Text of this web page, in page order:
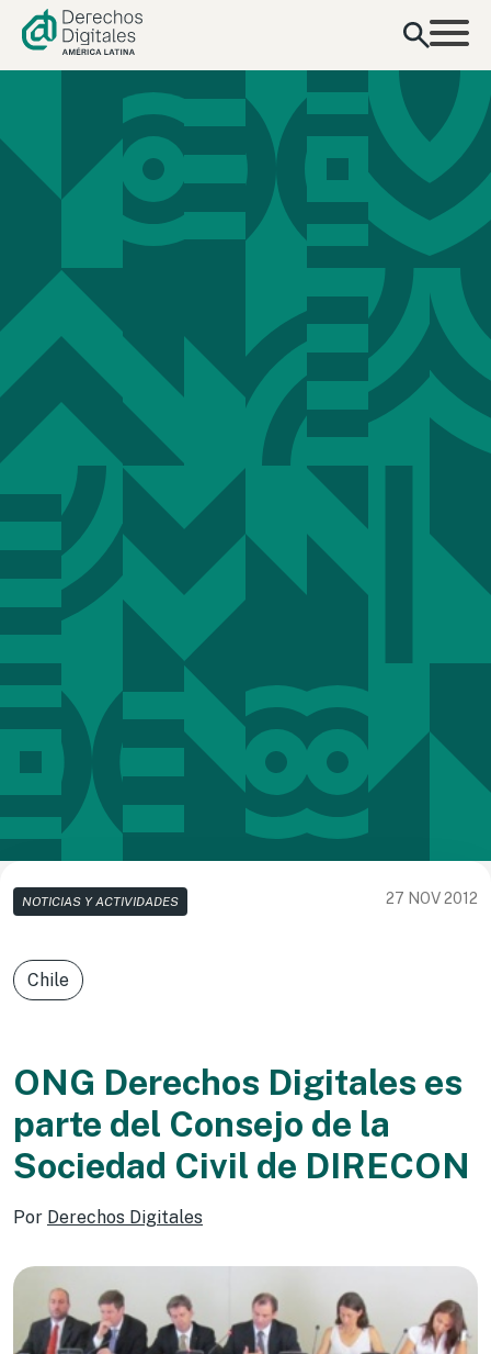
contenido
NOTICIAS Y ACTIVIDADES 27 NOV 2012
Chile
ONG Derechos Digitales es
parte del Consejo de la
Sociedad Civil de DIRECON
Por Derechos Digitales